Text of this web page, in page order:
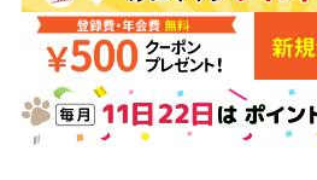
ドッグフード
美容・ケア用品
アフターサービス
商品リクエスト